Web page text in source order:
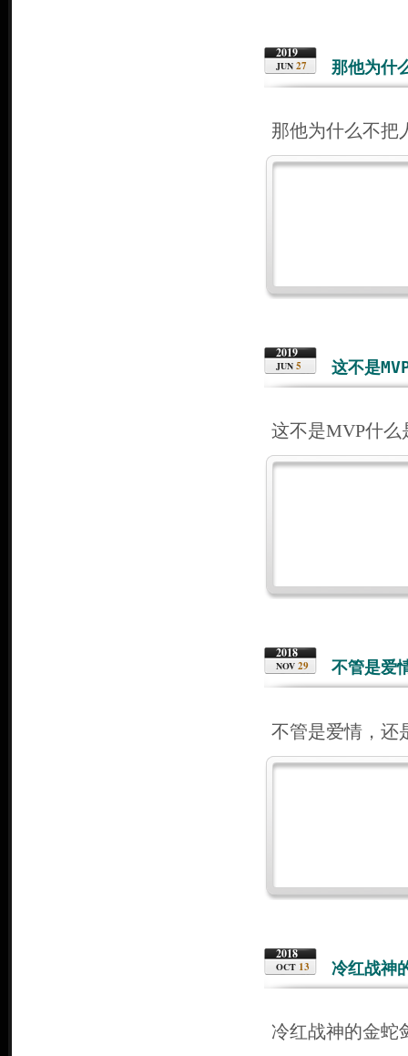
2019
JUN 27 那他为什
那他为什么不把
2019
JUN 5 这不是
这不是MVP什么
2018
NOV 29 不管是爱
不管是爱情，还
2018
OCT 13 冷红战神
冷红战神的金蛇